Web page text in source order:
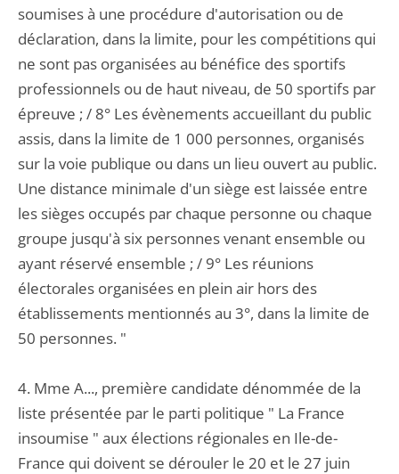
soumises à une procédure d'autorisation ou de
déclaration, dans la limite, pour les compétitions qui
ne sont pas organisées au bénéfice des sportifs
professionnels ou de haut niveau, de 50 sportifs par
épreuve ; / 8° Les évènements accueillant du public
assis, dans la limite de 1 000 personnes, organisés
sur la voie publique ou dans un lieu ouvert au public.
Une distance minimale d'un siège est laissée entre
les sièges occupés par chaque personne ou chaque
groupe jusqu'à six personnes venant ensemble ou
ayant réservé ensemble ; / 9° Les réunions
électorales organisées en plein air hors des
établissements mentionnés au 3°, dans la limite de
50 personnes. "
4. Mme A..., première candidate dénommée de la
liste présentée par le parti politique " La France
insoumise " aux élections régionales en Ile-de-
France qui doivent se dérouler le 20 et le 27 juin